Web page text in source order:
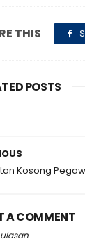
THIS
POSTS
Kosong
A COMMENT